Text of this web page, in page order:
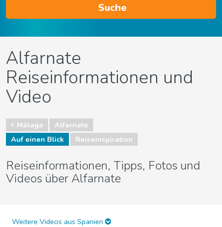
Suche
Alfarnate
Reiseinformationen und
Video
Málaga
Alfarnate
Auf einen Blick
Reiseinspiration
Reiseinformationen, Tipps, Fotos und
Videos über Alfarnate
Weitere Videos aus Spanien